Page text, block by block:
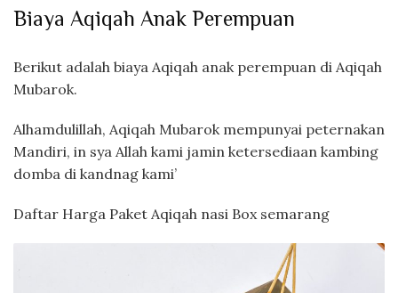
Biaya Aqiqah Anak Perempuan
Berikut adalah biaya Aqiqah anak perempuan di Aqiqah
Mubarok.
Alhamdulillah, Aqiqah Mubarok mempunyai peternakan
Mandiri, in sya Allah kami jamin ketersediaan kambing
domba di kandnag kami’
Daftar Harga Paket Aqiqah nasi Box semarang